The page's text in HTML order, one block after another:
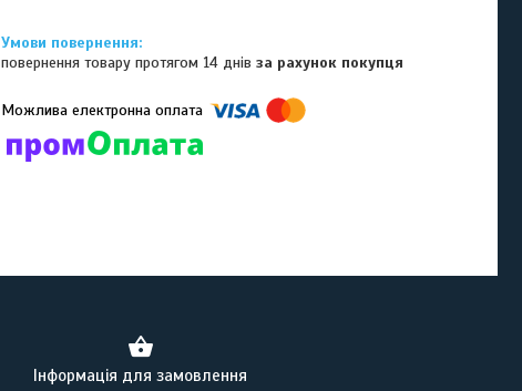
повернення товару протягом 14 днівза рахунок покупця
Інформація для замовлення